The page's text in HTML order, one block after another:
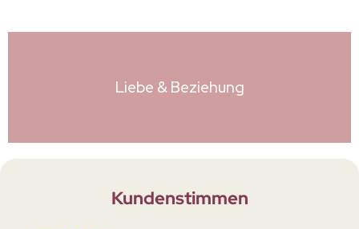
Liebe & Beziehung
Kundenstimmen